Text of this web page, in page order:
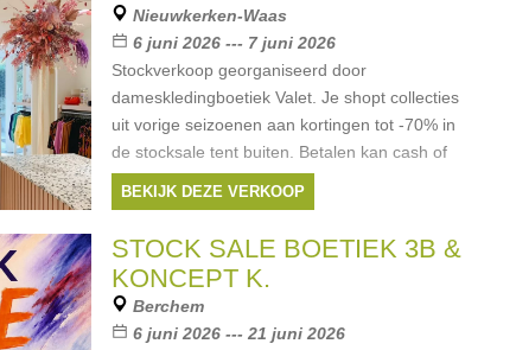
Nieuwkerken-Waas
6 juni 2026 --- 7 juni 2026
Stockverkoop georganiseerd door
dameskledingboetiek Valet. Je shopt collecties
uit vorige seizoenen aan kortingen tot -70% in
de stocksale tent buiten. Betalen kan cash of
met payqonic.
BEKIJK DEZE VERKOOP
STOCK SALE BOETIEK 3B &
KONCEPT K.
Berchem
6 juni 2026 --- 21 juni 2026